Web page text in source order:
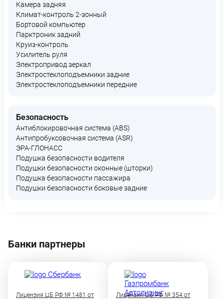
Камера задняя
Климат-контроль 2-зонный
Бортовой компьютер
Парктроник задний
Круиз-контроль
Усилитель руля
Электропривод зеркал
Электростеклоподъемники задние
Электростеклоподъемники передние
Безопасность
Антиблокировочная система (ABS)
Антипробуксовочная система (ASR)
ЭРА-ГЛОНАСС
Подушка безопасности водителя
Подушки безопасности оконные (шторки)
Подушка безопасности пассажира
Подушки безопасности боковые задние
Банки партнеры
Лицензия ЦБ РФ № 1481 от
Лицензия ЦБ РФ № 354 от